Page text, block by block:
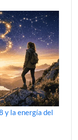
y la energía del